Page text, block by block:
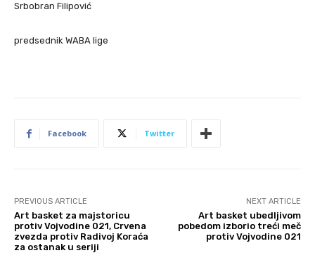
Srbobran Filipović
predsednik WABA lige
Facebook Twitter
PREVIOUS ARTICLE
Art basket za majstoricu
protiv Vojvodine 021, Crvena
zvezda protiv Radivoj Koraća
za ostanak u seriji
NEXT ARTICLE
Art basket ubedljivom
pobedom izborio treći meč
protiv Vojvodine 021